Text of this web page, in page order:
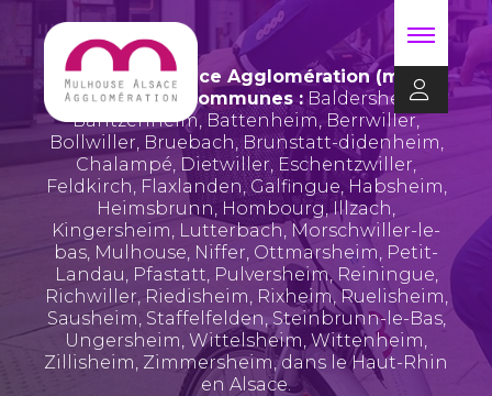
Mulhouse Alsace Agglomération (m2A)
regroupe 39 communes : Baldersheim,
Bantzenheim, Battenheim, Berrwiller,
Bollwiller, Bruebach,Brunstatt-didenheim,
Chalampé, Dietwiller, Eschentzwiller,
Feldkirch, Flaxlanden,Galfingue, Habsheim,
Heimsbrunn, Hombourg,Illzach,
Kingersheim, Lutterbach, Morschwiller-le-
bas, Mulhouse, Niffer, Ottmarsheim, Petit-
Landau, Pfastatt, Pulversheim, Reiningue,
Richwiller, Riedisheim, Rixheim,Ruelisheim,
Sausheim, Staffelfelden, Steinbrunn-le-Bas,
Ungersheim, Wittelsheim,Wittenheim,
Zillisheim, Zimmersheim, dans le Haut-Rhin
en Alsace.